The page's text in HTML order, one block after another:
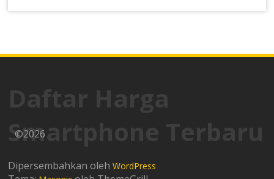
Daftar Harga
Smartphone Terbaru
©2026
Dipersembahkan olehWordPress